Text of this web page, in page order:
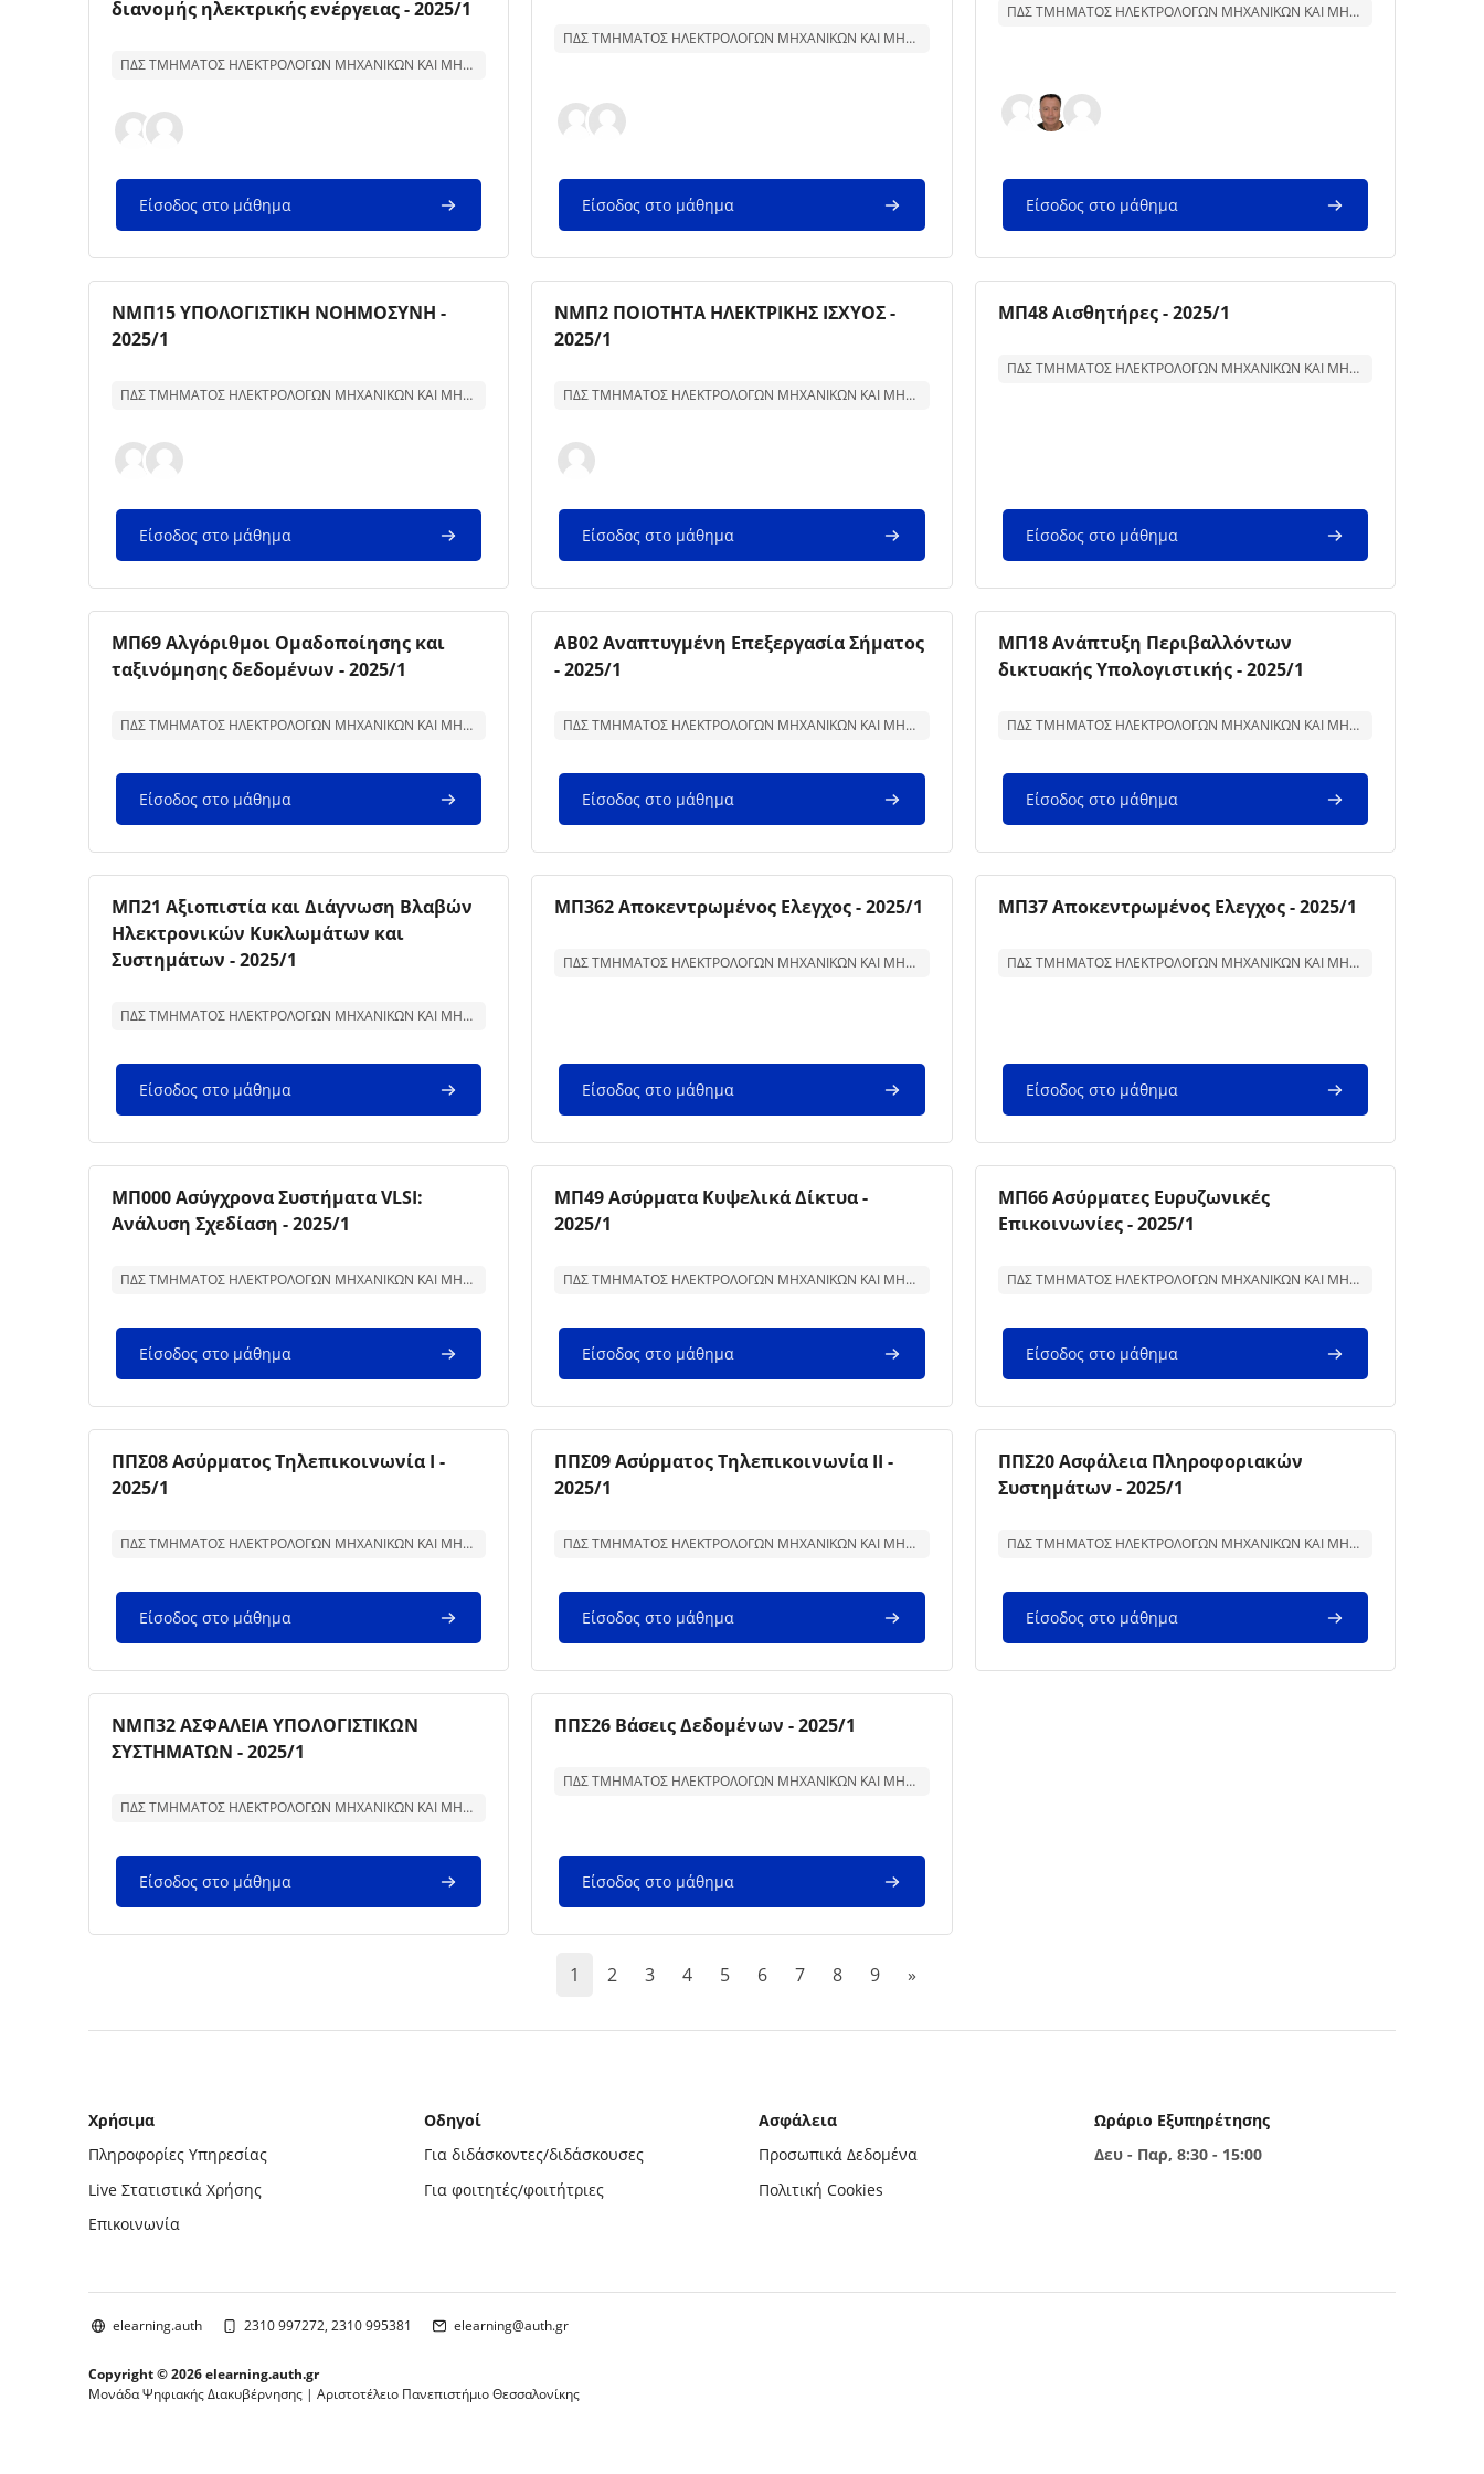
διανομής ηλεκτρικής ενέργειας - 2025/1
ΠΔΣ ΤΜΗΜΑΤΟΣ ΗΛΕΚΤΡΟΛΟΓΩΝ ΜΗΧΑΝΙΚΩΝ ΚΑΙ ΜΗΧΑΝΙΚΩΝ ΥΠΟΛΟΓΙΣΤΩΝ
Είσοδος στο μάθημα
ΠΔΣ ΤΜΗΜΑΤΟΣ ΗΛΕΚΤΡΟΛΟΓΩΝ ΜΗΧΑΝΙΚΩΝ ΚΑΙ ΜΗΧΑΝΙΚΩΝ ΥΠΟΛΟΓΙΣΤΩΝ
Είσοδος στο μάθημα
ΠΔΣ ΤΜΗΜΑΤΟΣ ΗΛΕΚΤΡΟΛΟΓΩΝ ΜΗΧΑΝΙΚΩΝ ΚΑΙ ΜΗΧΑΝΙΚΩΝ ΥΠΟΛΟΓΙΣΤΩΝ
Είσοδος στο μάθημα
Εικόνα μαθήματος
Όνομα μαθήματος
ΝΜΠ15 ΥΠΟΛΟΓΙΣΤΙΚΗ ΝΟΗΜΟΣΥΝΗ -
2025/1
ΠΔΣ ΤΜΗΜΑΤΟΣ ΗΛΕΚΤΡΟΛΟΓΩΝ ΜΗΧΑΝΙΚΩΝ ΚΑΙ ΜΗΧΑΝΙΚΩΝ ΥΠΟΛΟΓΙΣΤΩΝ
Είσοδος στο μάθημα
Εικόνα μαθήματος
Όνομα μαθήματος
ΝΜΠ2 ΠΟΙΟΤΗΤΑ ΗΛΕΚΤΡΙΚΗΣ ΙΣΧΥΟΣ -
2025/1
ΠΔΣ ΤΜΗΜΑΤΟΣ ΗΛΕΚΤΡΟΛΟΓΩΝ ΜΗΧΑΝΙΚΩΝ ΚΑΙ ΜΗΧΑΝΙΚΩΝ ΥΠΟΛΟΓΙΣΤΩΝ
Είσοδος στο μάθημα
Εικόνα μαθήματος
Όνομα μαθήματος
ΜΠ48 Αισθητήρες - 2025/1
ΠΔΣ ΤΜΗΜΑΤΟΣ ΗΛΕΚΤΡΟΛΟΓΩΝ ΜΗΧΑΝΙΚΩΝ ΚΑΙ ΜΗΧΑΝΙΚΩΝ ΥΠΟΛΟΓΙΣΤΩΝ
Είσοδος στο μάθημα
Εικόνα μαθήματος
Όνομα μαθήματος
ΜΠ69 Αλγόριθμοι Ομαδοποίησης και
ταξινόμησης δεδομένων - 2025/1
ΠΔΣ ΤΜΗΜΑΤΟΣ ΗΛΕΚΤΡΟΛΟΓΩΝ ΜΗΧΑΝΙΚΩΝ ΚΑΙ ΜΗΧΑΝΙΚΩΝ ΥΠΟΛΟΓΙΣΤΩΝ
Είσοδος στο μάθημα
Εικόνα μαθήματος
Όνομα μαθήματος
AB02 Αναπτυγμένη Επεξεργασία Σήματος
- 2025/1
ΠΔΣ ΤΜΗΜΑΤΟΣ ΗΛΕΚΤΡΟΛΟΓΩΝ ΜΗΧΑΝΙΚΩΝ ΚΑΙ ΜΗΧΑΝΙΚΩΝ ΥΠΟΛΟΓΙΣΤΩΝ
Είσοδος στο μάθημα
Εικόνα μαθήματος
Όνομα μαθήματος
ΜΠ18 Ανάπτυξη Περιβαλλόντων
δικτυακής Υπολογιστικής - 2025/1
ΠΔΣ ΤΜΗΜΑΤΟΣ ΗΛΕΚΤΡΟΛΟΓΩΝ ΜΗΧΑΝΙΚΩΝ ΚΑΙ ΜΗΧΑΝΙΚΩΝ ΥΠΟΛΟΓΙΣΤΩΝ
Είσοδος στο μάθημα
Εικόνα μαθήματος
Όνομα μαθήματος
ΜΠ21 Αξιοπιστία και Διάγνωση Βλαβών
Ηλεκτρονικών Κυκλωμάτων και
Συστημάτων - 2025/1
ΠΔΣ ΤΜΗΜΑΤΟΣ ΗΛΕΚΤΡΟΛΟΓΩΝ ΜΗΧΑΝΙΚΩΝ ΚΑΙ ΜΗΧΑΝΙΚΩΝ ΥΠΟΛΟΓΙΣΤΩΝ
Είσοδος στο μάθημα
Εικόνα μαθήματος
Όνομα μαθήματος
ΜΠ362 Αποκεντρωμένος Ελεγχος - 2025/1
ΠΔΣ ΤΜΗΜΑΤΟΣ ΗΛΕΚΤΡΟΛΟΓΩΝ ΜΗΧΑΝΙΚΩΝ ΚΑΙ ΜΗΧΑΝΙΚΩΝ ΥΠΟΛΟΓΙΣΤΩΝ
Είσοδος στο μάθημα
Εικόνα μαθήματος
Όνομα μαθήματος
ΜΠ37 Αποκεντρωμένος Ελεγχος - 2025/1
ΠΔΣ ΤΜΗΜΑΤΟΣ ΗΛΕΚΤΡΟΛΟΓΩΝ ΜΗΧΑΝΙΚΩΝ ΚΑΙ ΜΗΧΑΝΙΚΩΝ ΥΠΟΛΟΓΙΣΤΩΝ
Είσοδος στο μάθημα
Εικόνα μαθήματος
Όνομα μαθήματος
ΜΠ000 Ασύγχρονα Συστήματα VLSI:
Ανάλυση Σχεδίαση - 2025/1
ΠΔΣ ΤΜΗΜΑΤΟΣ ΗΛΕΚΤΡΟΛΟΓΩΝ ΜΗΧΑΝΙΚΩΝ ΚΑΙ ΜΗΧΑΝΙΚΩΝ ΥΠΟΛΟΓΙΣΤΩΝ
Είσοδος στο μάθημα
Εικόνα μαθήματος
Όνομα μαθήματος
ΜΠ49 Ασύρματα Κυψελικά Δίκτυα -
2025/1
ΠΔΣ ΤΜΗΜΑΤΟΣ ΗΛΕΚΤΡΟΛΟΓΩΝ ΜΗΧΑΝΙΚΩΝ ΚΑΙ ΜΗΧΑΝΙΚΩΝ ΥΠΟΛΟΓΙΣΤΩΝ
Είσοδος στο μάθημα
Εικόνα μαθήματος
Όνομα μαθήματος
ΜΠ66 Ασύρματες Ευρυζωνικές
Επικοινωνίες - 2025/1
ΠΔΣ ΤΜΗΜΑΤΟΣ ΗΛΕΚΤΡΟΛΟΓΩΝ ΜΗΧΑΝΙΚΩΝ ΚΑΙ ΜΗΧΑΝΙΚΩΝ ΥΠΟΛΟΓΙΣΤΩΝ
Είσοδος στο μάθημα
Εικόνα μαθήματος
Όνομα μαθήματος
ΠΠΣ08 Ασύρματος Τηλεπικοινωνία Ι -
2025/1
ΠΔΣ ΤΜΗΜΑΤΟΣ ΗΛΕΚΤΡΟΛΟΓΩΝ ΜΗΧΑΝΙΚΩΝ ΚΑΙ ΜΗΧΑΝΙΚΩΝ ΥΠΟΛΟΓΙΣΤΩΝ
Είσοδος στο μάθημα
Εικόνα μαθήματος
Όνομα μαθήματος
ΠΠΣ09 Ασύρματος Τηλεπικοινωνία ΙΙ -
2025/1
ΠΔΣ ΤΜΗΜΑΤΟΣ ΗΛΕΚΤΡΟΛΟΓΩΝ ΜΗΧΑΝΙΚΩΝ ΚΑΙ ΜΗΧΑΝΙΚΩΝ ΥΠΟΛΟΓΙΣΤΩΝ
Είσοδος στο μάθημα
Εικόνα μαθήματος
Όνομα μαθήματος
ΠΠΣ20 Ασφάλεια Πληροφοριακών
Συστημάτων - 2025/1
ΠΔΣ ΤΜΗΜΑΤΟΣ ΗΛΕΚΤΡΟΛΟΓΩΝ ΜΗΧΑΝΙΚΩΝ ΚΑΙ ΜΗΧΑΝΙΚΩΝ ΥΠΟΛΟΓΙΣΤΩΝ
Είσοδος στο μάθημα
Εικόνα μαθήματος
Όνομα μαθήματος
ΝΜΠ32 ΑΣΦΑΛΕΙΑ ΥΠΟΛΟΓΙΣΤΙΚΩΝ
ΣΥΣΤΗΜΑΤΩΝ - 2025/1
ΠΔΣ ΤΜΗΜΑΤΟΣ ΗΛΕΚΤΡΟΛΟΓΩΝ ΜΗΧΑΝΙΚΩΝ ΚΑΙ ΜΗΧΑΝΙΚΩΝ ΥΠΟΛΟΓΙΣΤΩΝ
Είσοδος στο μάθημα
Εικόνα μαθήματος
Όνομα μαθήματος
ΠΠΣ26 Βάσεις Δεδομένων - 2025/1
ΠΔΣ ΤΜΗΜΑΤΟΣ ΗΛΕΚΤΡΟΛΟΓΩΝ ΜΗΧΑΝΙΚΩΝ ΚΑΙ ΜΗΧΑΝΙΚΩΝ ΥΠΟΛΟΓΙΣΤΩΝ
Είσοδος στο μάθημα
1
(current)
2 3 4 5 6 7 8 9 »
Επόμενη σελίδα
Χρήσιμα
Πληροφορίες Υπηρεσίας
Live Στατιστικά Χρήσης
Επικοινωνία
Οδηγοί
Για διδάσκοντες/διδάσκουσες
Για φοιτητές/φοιτήτριες
Ασφάλεια
Προσωπικά Δεδομένα
Πολιτική Cookies
Ωράριο Εξυπηρέτησης
Δευ - Παρ, 8:30 - 15:00
elearning.auth 2310 997272, 2310 995381 elearning@auth.gr
Copyright © 2026 elearning.auth.gr
Μονάδα Ψηφιακής Διακυβέρνησης | Αριστοτέλειο Πανεπιστήμιο Θεσσαλονίκης